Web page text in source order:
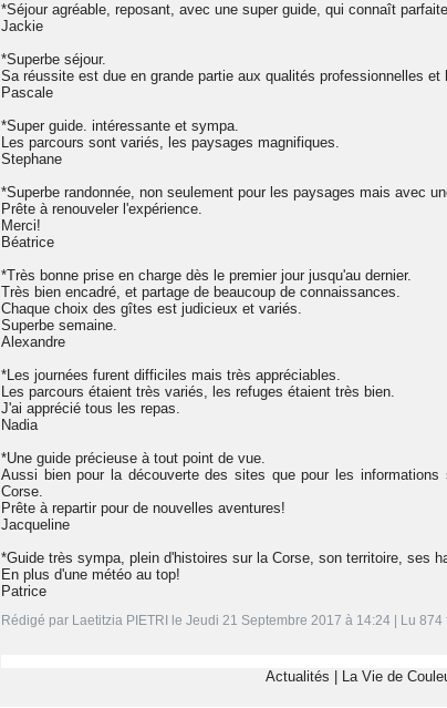
*Séjour agréable, reposant, avec une super guide, qui connaît
Jackie
*Superbe séjour.
Sa réussite est due en grande partie aux qualités professionnelles et
Pascale
*Super guide. intéressante et sympa.
Les parcours sont variés, les paysages magnifiques.
Stephane
*Superbe randonnée, non seulement pour les paysages mais avec
Prête à renouveler l'expérience.
Merci!
Béatrice
*Très bonne prise en charge dès le premier jour jusqu'au dernier.
Très bien encadré, et partage de beaucoup de connaissances.
Chaque choix des gîtes est judicieux et variés.
Superbe semaine.
Alexandre
*Les journées furent difficiles mais très appréciables.
Les parcours étaient très variés, les refuges étaient très bien.
J'ai apprécié tous les repas.
Nadia
*Une guide précieuse à tout point de vue.
Aussi bien pour la découverte des sites que pour les
Corse.
Prête à repartir pour de nouvelles aventures!
Jacqueline
*Guide très sympa, plein d'histoires sur la Corse, son territoire, ses
En plus d'une météo au top!
Patrice
Rédigé par Laetitzia PIETRI le Jeudi 21 Septembre 2017 à 14:24 | Lu 874
Actualités La Vie de